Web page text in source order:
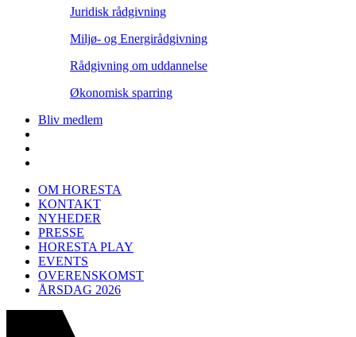
Juridisk rådgivning
Miljø- og Energirådgivning
Rådgivning om uddannelse
Økonomisk sparring
Bliv medlem
OM HORESTA
KONTAKT
NYHEDER
PRESSE
HORESTA PLAY
EVENTS
OVERENSKOMST
ÅRSDAG 2026